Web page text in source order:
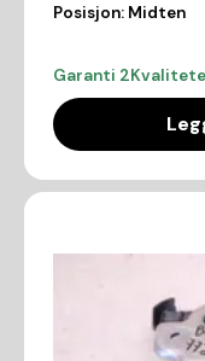
Posisjon: Midten
Garanti 2